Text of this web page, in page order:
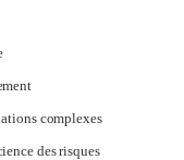
complexes
des risques